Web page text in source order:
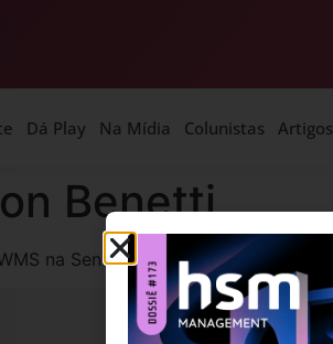
Dá Play Na Mídia Colunistas Artigos
Benetti
na Senior Sistemas